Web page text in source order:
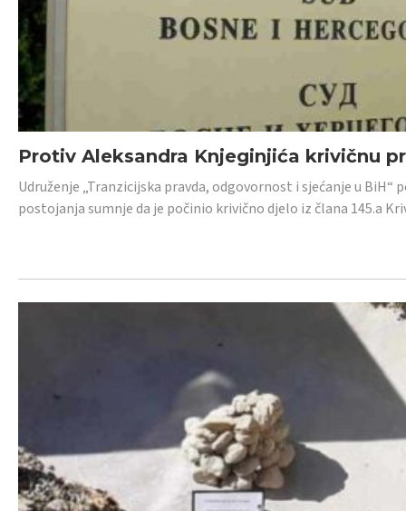
Protiv Aleksandra Knjeginjića krivičnu
Udruženje „Tranzicijska pravda, odgovornost i sjećanje u
postojanja sumnje da je počinio krivično djelo iz člana 145.a